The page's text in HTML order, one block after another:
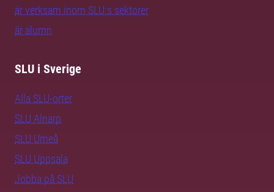
är verksam inom SLU:s sektorer
är alumn
SLU i Sverige
Alla SLU-orter
SLU Alnarp
SLU Umeå
SLU Uppsala
Jobba på SLU